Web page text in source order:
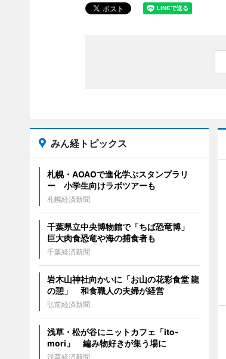
みん経トピックス
札幌・AOAOで進化学ぶスタンプラリ
ー 小学生向けラボツアーも
札幌経済新聞
千葉県立中央博物館で「ちば恐竜博」
巨大肉食恐竜や海の捕食者も
千葉経済新聞
岩木山神社向かいに「お山の花彩食堂 龍
の憩」 和食職人の夫婦が経営
弘前経済新聞
浅草・松が谷にニットカフェ「ito-
mori」 編み物好きが集う場に
浅草経済新聞